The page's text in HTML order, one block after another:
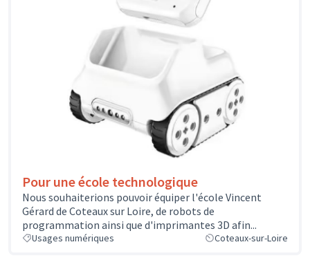
Pour une école technologique
Nous souhaiterions pouvoir équiper l'école Vincent
Gérard de Coteaux sur Loire, de robots de
programmation ainsi que d'imprimantes 3D afin...
Usages numériques Coteaux-sur-Loire